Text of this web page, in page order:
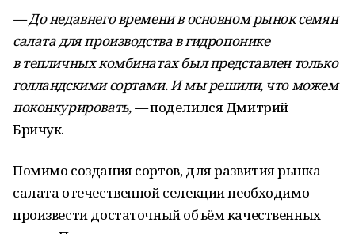
— До недавнего времени в основном рынок семян
салата для производства в гидропонике
в тепличных комбинатах был представлен только
голландскими сортами. И мы решили, что можем
поконкурировать, —поделился Дмитрий
Бричук.
Помимо создания сортов, для развития рынка
салата отечественной селекции необходимо
произвести достаточный объём качественных